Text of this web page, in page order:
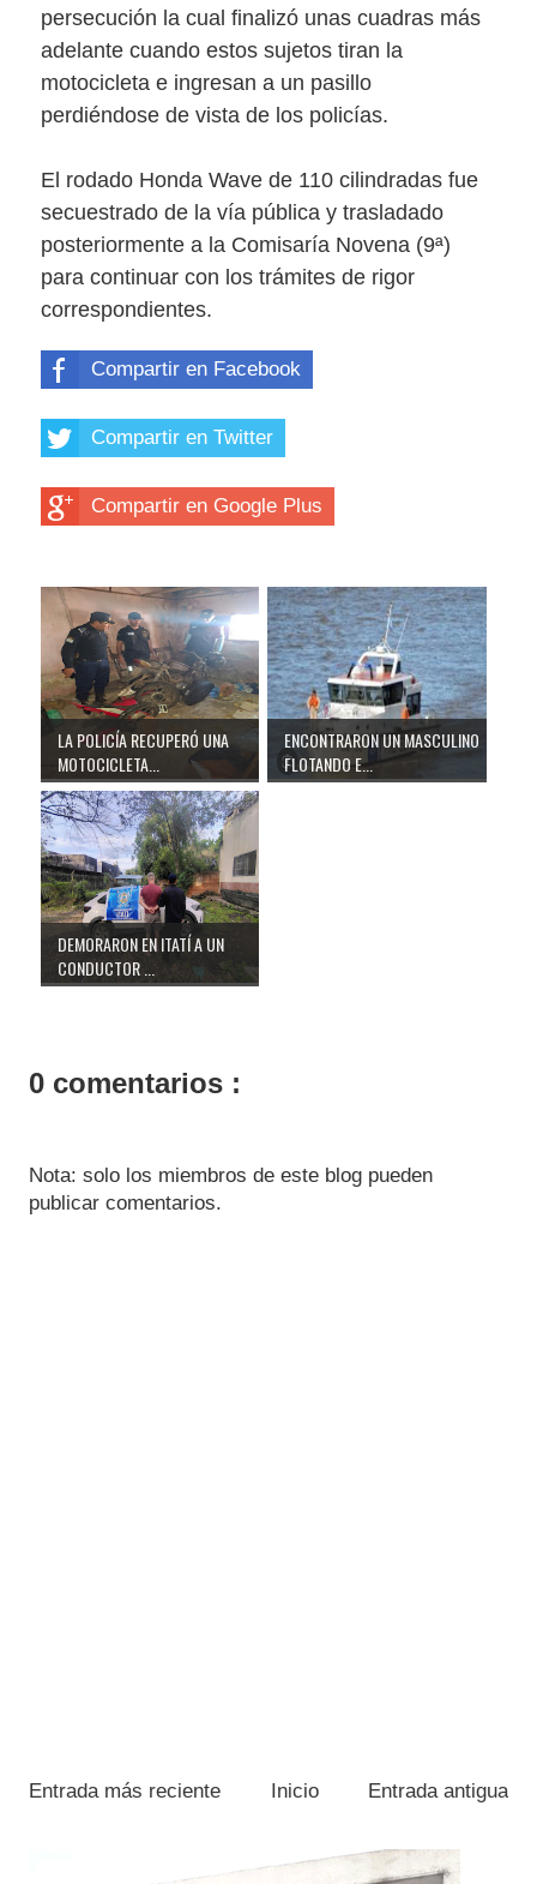
persecución la cual finalizó unas cuadras más
adelante cuando estos sujetos tiran la
motocicleta e ingresan a un pasillo
perdiéndose de vista de los policías.
El rodado Honda Wave de 110 cilindradas fue
secuestrado de la vía pública y trasladado
posteriormente a la Comisaría Novena (9ª)
para continuar con los trámites de rigor
correspondientes.
Compartir en Facebook
Compartir en Twitter
Compartir en Google Plus
LA POLICÍA RECUPERÓ UNA
MOTOCICLETA...
ENCONTRARON UN MASCULINO
FLOTANDO E...
DEMORARON EN ITATÍ A UN
CONDUCTOR ...
0 comentarios :
Nota: solo los miembros de este blog pueden
publicar comentarios.
Entrada más reciente Entrada antigua
Inicio